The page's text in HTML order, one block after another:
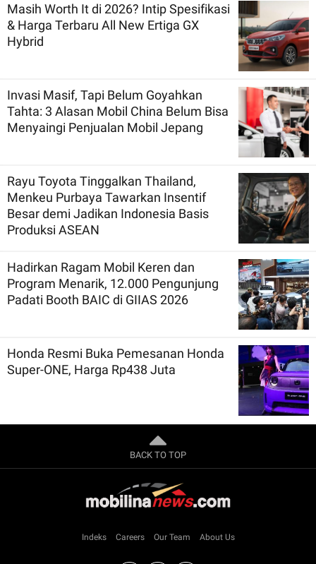
Masih Worth It di 2026? Intip Spesifikasi
& Harga Terbaru All New Ertiga GX
Hybrid
Invasi Masif, Tapi Belum Goyahkan
Tahta: 3 Alasan Mobil China Belum Bisa
Menyaingi Penjualan Mobil Jepang
Rayu Toyota Tinggalkan Thailand,
Menkeu Purbaya Tawarkan Insentif
Besar demi Jadikan Indonesia Basis
Produksi ASEAN
Hadirkan Ragam Mobil Keren dan
Program Menarik, 12.000 Pengunjung
Padati Booth BAIC di GIIAS 2026
Honda Resmi Buka Pemesanan Honda
Super-ONE, Harga Rp438 Juta
BACK TO TOP
Indeks Careers Our Team About Us